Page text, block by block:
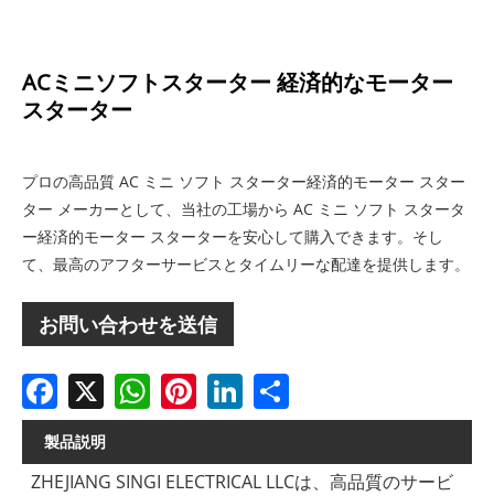
ACミニソフトスターター 経済的なモーター
スターター
プロの高品質 AC ミニ ソフト スターター経済的モーター スター
ター メーカーとして、当社の工場から AC ミニ ソフト スタータ
ー経済的モーター スターターを安心して購入できます。そし
て、最高のアフターサービスとタイムリーな配達を提供します。
お問い合わせを送信
Facebook WhatsAppPinterestLinkedIn
製品説明
ZHEJIANG SINGI ELECTRICAL LLCは、高品質のサービ